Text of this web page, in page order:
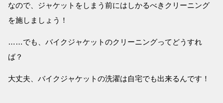
なので、ジャケットをしまう前にはしかるべきクリーニング
を施しましょう！
……でも、バイクジャケットのクリーニングってどうすれ
ば？
大丈夫、バイクジャケットの洗濯は自宅でも出来るんです！